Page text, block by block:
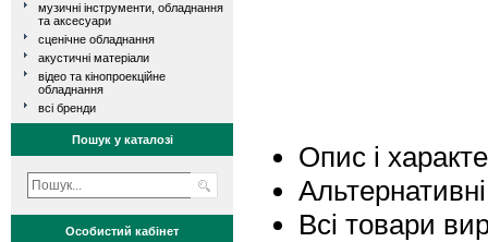
музичні інструменти, обладнання
та аксесуари
сценічне обладнання
акустичні матеріали
відео та кінопроекційне
обладнання
всі бренди
Пошук у каталозі
Особистий кабінет
Опис і
Всі товари